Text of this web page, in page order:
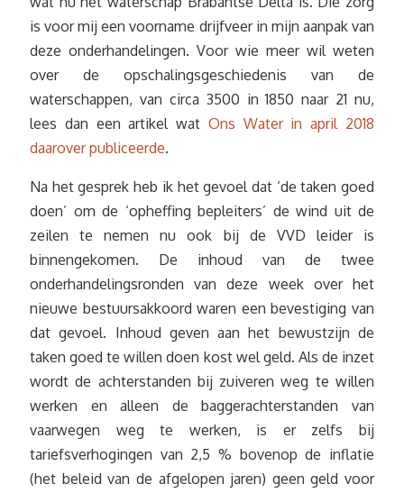
is voor mij een voorname drijfveer in mijn aanpak van
deze onderhandelingen. Voor wie meer wil weten
over de opschalingsgeschiedenis van de
waterschappen, van circa 3500 in 1850 naar 21 nu,
lees dan een artikel wat Ons Water in april 2018
daarover publiceerde.
Na het gesprek heb ik het gevoel dat ‘de taken goed
doen’ om de ‘opheffing bepleiters’ de wind uit de
zeilen te nemen nu ook bij de VVD leider is
binnengekomen. De inhoud van de twee
onderhandelingsronden van deze week over het
nieuwe bestuursakkoord waren een bevestiging van
dat gevoel. Inhoud geven aan het bewustzijn de
taken goed te willen doen kost wel geld. Als de inzet
wordt de achterstanden bij zuiveren weg te willen
werken en alleen de baggerachterstanden van
vaarwegen weg te werken, is er zelfs bij
tariefsverhogingen van 2,5 % bovenop de inflatie
(het beleid van de afgelopen jaren) geen geld voor